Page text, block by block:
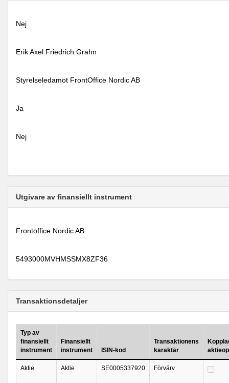
Nej
Erik Axel Friedrich Grahn
Styrelseledamot FrontOffice Nordic AB
Ja
Nej
Utgivare av finansiellt instrument
Frontoffice Nordic AB
5493000MVHMSSMX8ZF36
Transaktionsdetaljer
Typ av
finansiellt
instrument
Finansiellt
instrument
ISIN-kod
Transaktionens
karaktär
Aktie Aktie SE0005337920 Förvärv